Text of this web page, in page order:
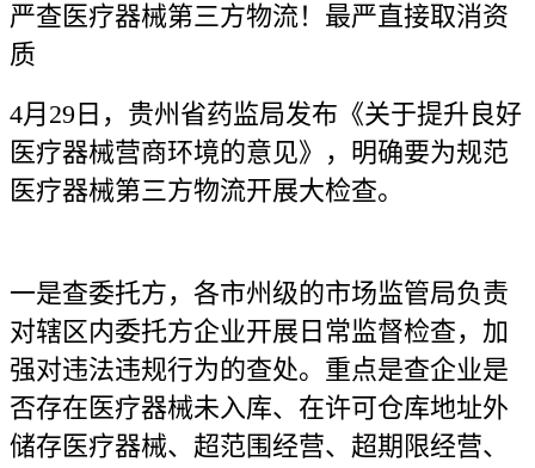
严查医疗器械第三方物流！最严直接取消资
质
4月29日，贵州省药监局发布《关于提升良好
医疗器械营商环境的意见》，明确要为规范
医疗器械第三方物流开展大检查。
一是查委托方，各市州级的市场监管局负责
对辖区内委托方企业开展日常监督检查，加
强对违法违规行为的查处。重点是查企业是
否存在医疗器械未入库、在许可仓库地址外
储存医疗器械、超范围经营、超期限经营、